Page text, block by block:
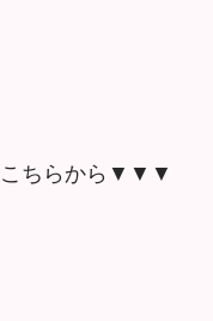
ちらから▼▼▼